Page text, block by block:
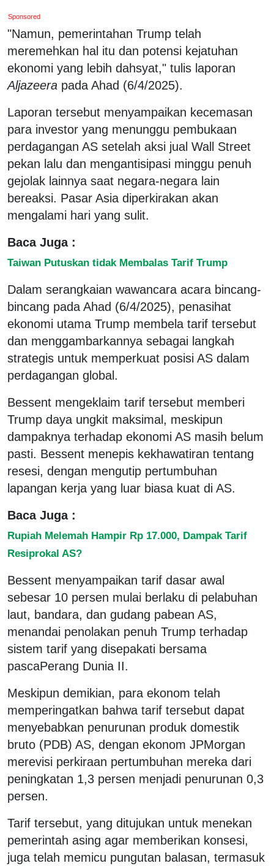
Sponsored
"Namun, pemerintahan Trump telah
meremehkan hal itu dan potensi kejatuhan
ekonomi yang lebih dahsyat," tulis laporan
Aljazeera pada Ahad (6/4/2025).
Laporan tersebut menyampaikan kecemasan
para investor yang menunggu pembukaan
perdagangan AS setelah aksi jual Wall Street
pekan lalu dan mengantisipasi minggu penuh
gejolak lainnya saat negara-negara lain
bereaksi. Pasar Asia diperkirakan akan
mengalami hari yang sulit.
Baca Juga :
Taiwan Putuskan tidak Membalas Tarif Trump
Dalam serangkaian wawancara acara bincang-
bincang pada Ahad (6/4/2025), penasihat
ekonomi utama Trump membela tarif tersebut
dan menggambarkannya sebagai langkah
strategis untuk memperkuat posisi AS dalam
perdagangan global.
Bessent mengeklaim tarif tersebut memberi
Trump daya ungkit maksimal, meskipun
dampaknya terhadap ekonomi AS masih belum
pasti. Bessent menepis kekhawatiran tentang
resesi, dengan mengutip pertumbuhan
lapangan kerja yang luar biasa kuat di AS.
Baca Juga :
Rupiah Melemah Hampir Rp 17.000, Dampak Tarif
Resiprokal AS?
Bessent menyampaikan tarif dasar awal
sebesar 10 persen mulai berlaku di pelabuhan
laut, bandara, dan gudang pabean AS,
menandai penolakan penuh Trump terhadap
sistem tarif yang disepakati bersama
pascaPerang Dunia II.
Meskipun demikian, para ekonom telah
memperingatkan bahwa tarif tersebut dapat
menyebabkan penurunan produk domestik
bruto (PDB) AS, dengan ekonom JPMorgan
merevisi perkiraan pertumbuhan mereka dari
peningkatan 1,3 persen menjadi penurunan 0,3
persen.
Tarif tersebut, yang ditujukan untuk menekan
pemerintah asing agar memberikan konsesi,
juga telah memicu pungutan balasan, termasuk